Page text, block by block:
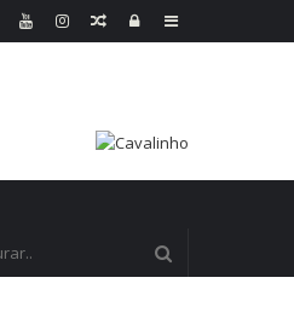
Sidebar
Log
Random